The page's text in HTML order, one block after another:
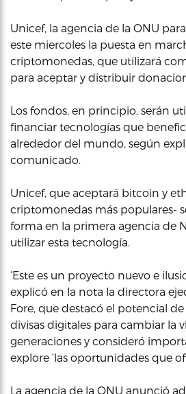
Unicef, la agencia de la ONU
este miercoles la puesta en
criptomonedas, que utilizará
para aceptar y distribuir
Los fondos, en principio, serán
financiar tecnologías que
alrededor del mundo, según
comunicado.
Unicef, que aceptará bitcoin y
criptomonedas más populares-
forma en la primera agencia de
utilizar esta tecnología.
‘Este es un proyecto nuevo e
explicó en la nota la directora
Fore, que destacó el potencial
divisas digitales para cambiar la
generaciones y consideró
explore ‘las oportunidades que
La agencia de la ONU anunció